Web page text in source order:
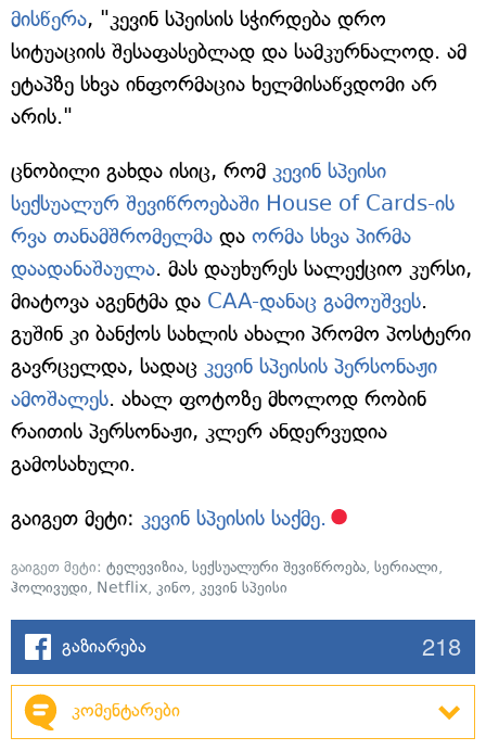
მისწერა, "კევინ სპეისის სჭირდება დრო
სიტუაციის შესაფასებლად და სამკურნალოდ. ამ
ეტაპზე სხვა ინფორმაცია ხელმისაწვდომი არ
არის."
ცნობილი გახდა ისიც, რომ კევინ სპეისი
სექსუალურ შევიწროებაში House of Cards-ის
რვა თანამშრომელმა და ორმა სხვა პირმა
დაადანაშაულა. მას დაუხურეს სალექციო კურსი,
მიატოვა აგენტმა და CAA-დანაც გამოუშვეს.
გუშინ კი ბანქოს სახლის ახალი პრომო პოსტერი
გავრცელდა, სადაც კევინ სპეისის პერსონაჟი
ამოშალეს. ახალ ფოტოზე მხოლოდ რობინ
რაითის პერსონაჟი, კლერ ანდერვუდია
გამოსახული.
გაიგეთ მეტი: კევინ სპეისის საქმე.
გაიგეთ მეტი: ტელევიზია, სექსუალური შევიწროება, სერიალი,
ჰოლივუდი, Netflix, კინო, კევინ სპეისი
გაზიარება 218
კომენტარები